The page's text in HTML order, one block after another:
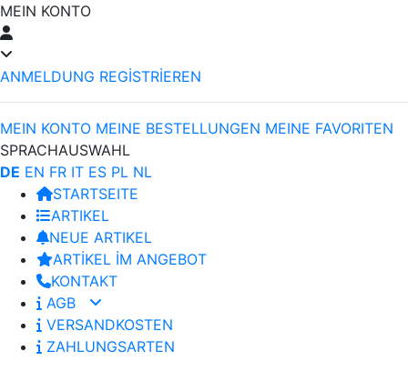
MEIN KONTO
ANMELDUNG REGİSTRİEREN
MEIN KONTO MEINE BESTELLUNGEN MEINE FAVORITEN
SPRACHAUSWAHL
DE EN FR IT ES PL NL
STARTSEITE
ARTIKEL
NEUE ARTIKEL
ARTİKEL İM ANGEBOT
KONTAKT
AGB
VERSANDKOSTEN
ZAHLUNGSARTEN